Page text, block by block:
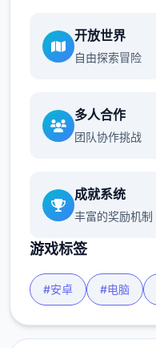
开放世界
自由探索冒险
多人合作
团队协作挑战
成就系统
丰富的奖励机制
游戏标签
#安卓 #电脑